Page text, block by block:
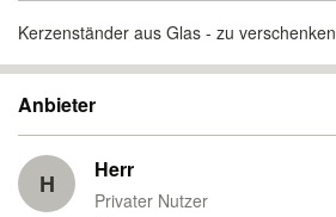
Kerzenständer aus Glas - zu verschenken
Anbieter
H Herr
Privater Nutzer